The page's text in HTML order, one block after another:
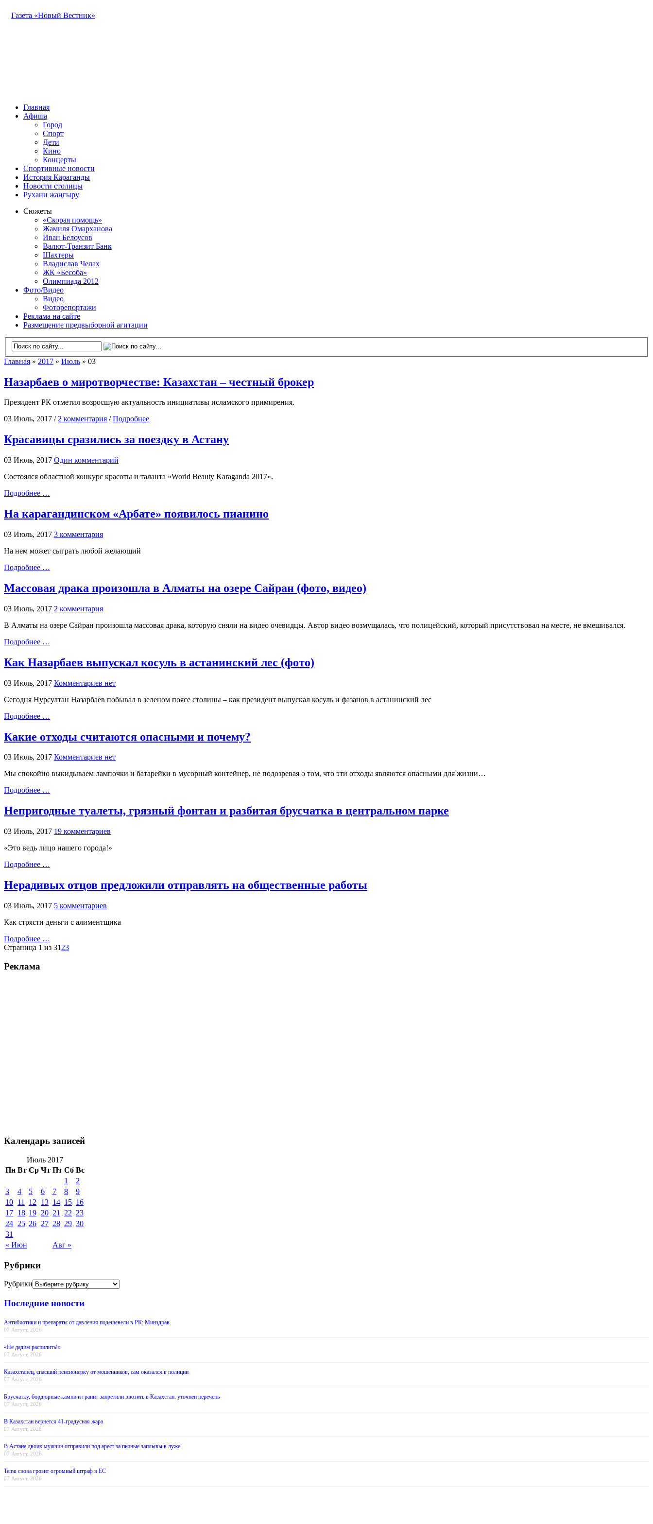
Газета «Новый Вестник»
Главная
Афиша
Город
Спорт
Дети
Кино
Концерты
Спортивные новости
История Караганды
Новости столицы
Рухани жаңғыру
Сюжеты
«Скорая помощь»
Жамиля Омарханова
Иван Белоусов
Валют-Транзит Банк
Шахтеры
Владислав Челах
ЖК «Бесоба»
Олимпиада 2012
Фото/Видео
Видео
Фоторепортажи
Реклама на сайте
Размещение предвыборной агитации
Главная » 2017 » Июль » 03
Назарбаев о миротворчестве: Казахстан – честный брокер
Президент РК отметил возросшую актуальность инициативы исламского примирения.
03 Июль, 2017 /2 комментария /Подробнее
Красавицы сразились за поездку в Астану
03 Июль, 2017 Один комментарий
Состоялся областной конкурс красоты и таланта «World Beauty Karaganda 2017».
Подробнее …
На карагандинском «Арбате» появилось пианино
03 Июль, 2017 3 комментария
На нем может сыграть любой желающий
Подробнее …
Массовая драка произошла в Алматы на озере Сайран (фото, видео)
03 Июль, 2017 2 комментария
В Алматы на озере Сайран произошла массовая драка, которую сняли на видео очевидцы. Автор видео возмущалась, что полицейский, который присутствовал на месте, не вмешивался.
Подробнее …
Как Назарбаев выпускал косуль в астанинский лес (фото)
03 Июль, 2017 Комментариев нет
Сегодня Нурсултан Назарбаев побывал в зеленом поясе столицы – как президент выпускал косуль и фазанов в астанинский лес
Подробнее …
Какие отходы считаются опасными и почему?
03 Июль, 2017 Комментариев нет
Мы спокойно выкидываем лампочки и батарейки в мусорный контейнер, не подозревая о том, что эти отходы являются опасными для жизни…
Подробнее …
Непригодные туалеты, грязный фонтан и разбитая брусчатка в центральном парке
03 Июль, 2017 19 комментариев
«Это ведь лицо нашего города!»
Подробнее …
Нерадивых отцов предложили отправлять на общественные работы
03 Июль, 2017 5 комментариев
Как стрясти деньги с алиментщика
Подробнее …
Страница 1 из 31 23
Реклама
Календарь записей
Июль 2017
Пн Вт Ср Чт Пт Сб Вс
« Июн Авг »
1
2
3
4 5 6 7 8
9
10 11 12 13 14 15 16
17 18 19 20 21 22 23
24 25 26 27 28 29 30
31
Рубрики
Рубрики
Последние новости
Антибиотики и препараты от давления подешевели в РК: Минздрав
07 Август, 2026
«Не дадим распилить!»
07 Август, 2026
Казахстанец, спасший пенсионерку от мошенников, сам оказался в полиции
07 Август, 2026
Брусчатку, бордюрные камни и гранит запретили ввозить в Казахстан: уточнен перечень
07 Август, 2026
В Казахстан вернется 41-градусная жара
07 Август, 2026
В Астане двоих мужчин отправили под арест за пьяные заплывы в луже
07 Август, 2026
Temu снова грозит огромный штраф в ЕС
07 Август, 2026